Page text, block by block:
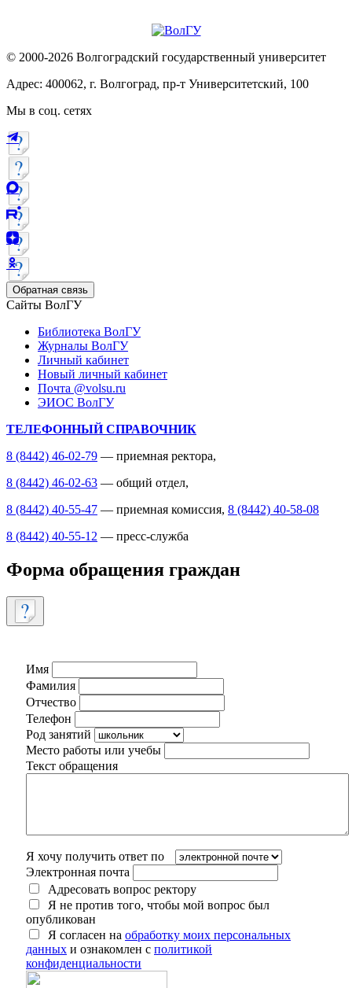
© 2000-2026 Волгоградский государственный университет
Адрес: 400062, г. Волгоград, пр-т Университетский, 100
Мы в соц. сетях
Обратная связь
Сайты ВолГУ
Библиотека ВолГУ
Журналы ВолГУ
Личный кабинет
Новый личный кабинет
Почта @volsu.ru
ЭИОС ВолГУ
ТЕЛЕФОННЫЙ СПРАВОЧНИК
8 (8442) 46-02-79 — приемная ректора,
8 (8442) 46-02-63 — общий отдел,
8 (8442) 40-55-47 — приемная комиссия, 8 (8442) 40-58-08
8 (8442) 40-55-12 — пресс-служба
Форма обращения граждан
Имя
Фамилия
Отчество
Телефон
Род занятий
Место работы или учебы
Текст обращения
Я хочу получить ответ по
Электронная почта
Адресовать вопрос ректору
Я не против того, чтобы мой вопрос был
опубликован
Я согласен на обработку моих персональных
данных и ознакомлен с политикой
конфиденциальности